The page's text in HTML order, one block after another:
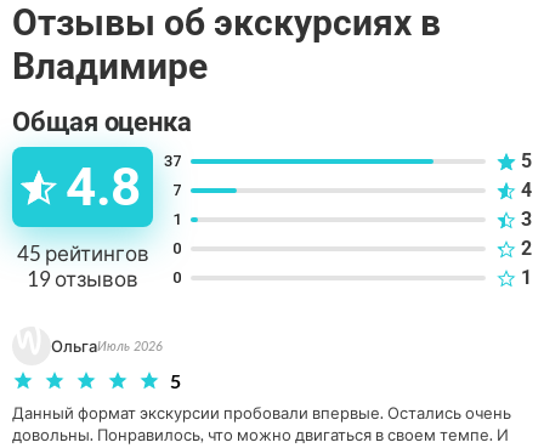
и увидите постройки, которым почти 9 столетий.
Отзывы об экскурсиях в
Владимире
Общая оценка
4.8
45рейтингов
19отзывов
37 5
7 4
1 3
0 2
0 1
ОльгаИюль 2026
5
Данный формат экскурсии пробовали впервые. Остались очень
довольны. Понравилось, что можно двигаться в своем темпе. И